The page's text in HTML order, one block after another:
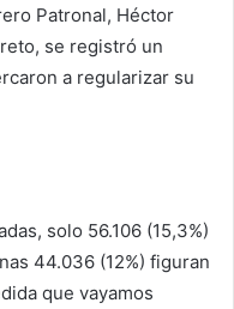
Patronal, Héctor
se registró un
a regularizar su
solo 56.106 (15,3%)
44.036 (12%) figuran
que vayamos